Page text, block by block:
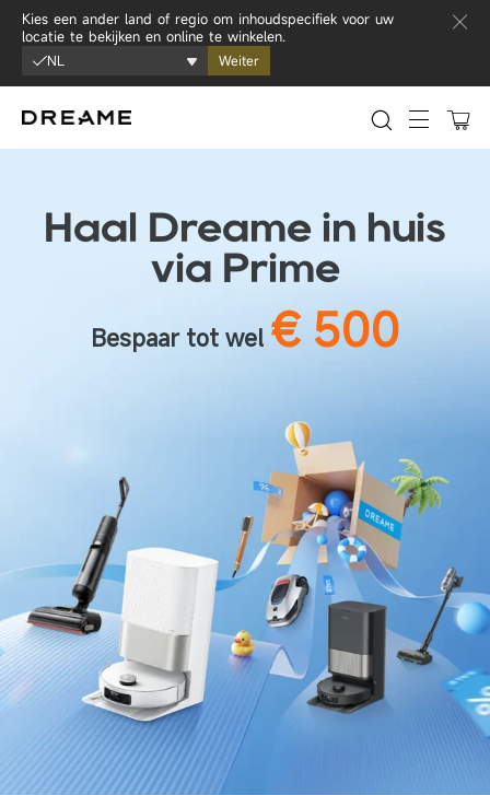
Ga naar inhoud
Kies een ander land of regio om inhoudspecifiek voor uw
locatie te bekijken en online te winkelen.
NL Weiter
Haal Dreame in huis
via Prime
Bespaar tot wel € 500